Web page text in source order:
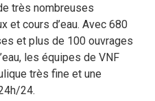
très nombreuses
et cours d’eau. Avec 680
et plus de 100 ouvrages
les équipes de VNF
très fine et une
24.